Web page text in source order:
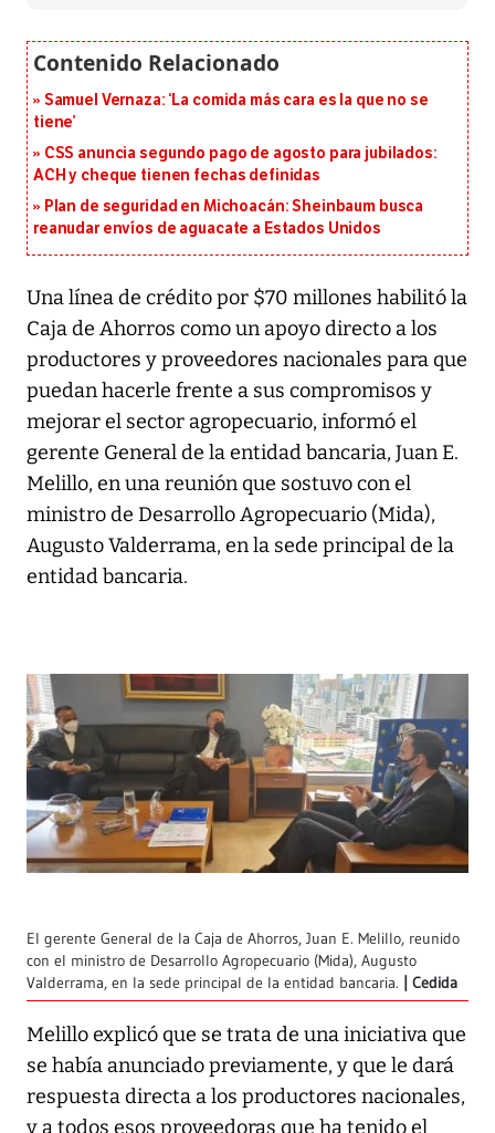
Samuel Vernaza: ‘La comida más cara es la que no se
tiene’
CSS anuncia segundo pago de agosto para jubilados:
ACH y cheque tienen fechas definidas
Plan de seguridad en Michoacán: Sheinbaum busca
reanudar envíos de aguacate a Estados Unidos
Una línea de crédito por $70 millones habilitó la
Caja de Ahorros como un apoyo directo a los
productores y proveedores nacionales para que
puedan hacerle frente a sus compromisos y
mejorar el sector agropecuario, informó el
gerente General de la entidad bancaria, Juan E.
Melillo, en una reunión que sostuvo con el
ministro de Desarrollo Agropecuario (Mida),
Augusto Valderrama, en la sede principal de la
entidad bancaria.
El gerente General de la Caja de Ahorros, Juan E. Melillo, reunido
con el ministro de Desarrollo Agropecuario (Mida), Augusto
Valderrama, en la sede principal de la entidad bancaria.
Cedida
Melillo explicó que se trata de una iniciativa que
se había anunciado previamente, y que le dará
respuesta directa a los productores nacionales,
y a todos esos proveedoras que ha tenido el